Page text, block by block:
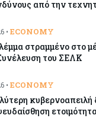
τα περισσότερα
η επίμονη ακρίβεια
από την
• ECONOMY
στραμμένο στο
του ΣΕΛΚ
• ECONOMY
κυβερνοαπειλή